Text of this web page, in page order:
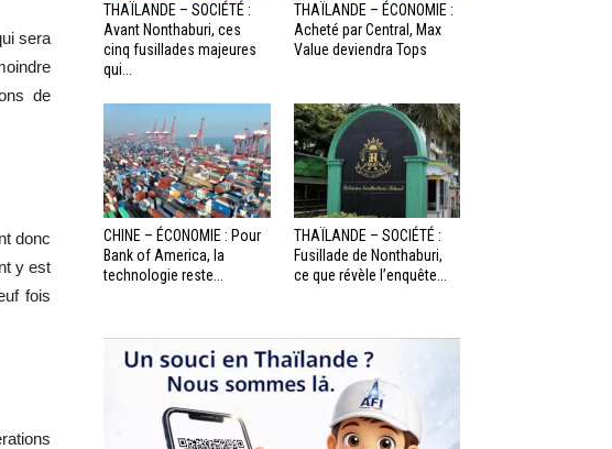
sera
de
donc
y est
fois
THAÏLANDE – SOCIÉTÉ :
Avant Nonthaburi, ces
cinq fusillades majeures
qui...
THAÏLANDE – ÉCONOMIE :
Acheté par Central, Max
Value deviendra Tops
CHINE – ÉCONOMIE : Pour
Bank of America, la
technologie reste...
THAÏLANDE – SOCIÉTÉ :
Fusillade de Nonthaburi,
ce que révèle l’enquête...